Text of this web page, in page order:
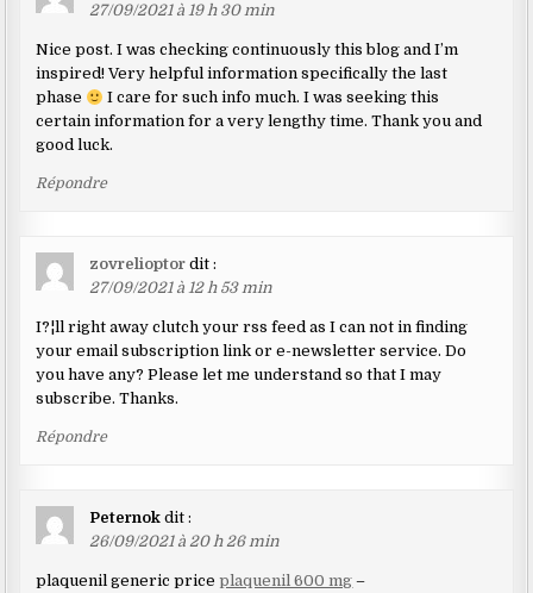
27/09/2021 à 19 h 30 min
Nice post. I was checking continuously this blog and I’m
inspired! Very helpful information specifically the last
phase
I care for such info much. I was seeking this
certain information for a very lengthy time. Thank you and
good luck.
Répondre
zovrelioptor dit :
27/09/2021 à 12 h 53 min
I?¦ll right away clutch your rss feed as I can not in finding
your email subscription link or e-newsletter service. Do
you have any? Please let me understand so that I may
subscribe. Thanks.
Répondre
Peternok dit :
26/09/2021 à 20 h 26 min
plaquenil generic priceplaquenil 600 mg –